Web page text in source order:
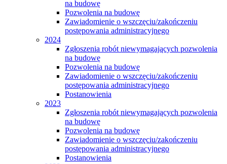
na budowę
Pozwolenia na budowę
Zawiadomienie o wszczęciu/zakończeniu
postępowania administracyjnego
2024
Zgłoszenia robót niewymagających pozwolenia
na budowę
Pozwolenia na budowę
Zawiadomienie o wszczęciu/zakończeniu
postępowania administracyjnego
Postanowienia
2023
Zgłoszenia robót niewymagających pozwolenia
na budowę
Pozwolenia na budowę
Zawiadomienie o wszczęciu/zakończeniu
postępowania administracyjnego
Postanowienia